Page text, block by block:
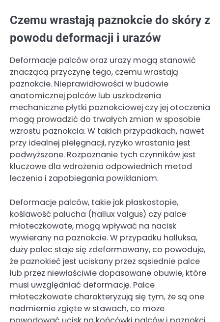
Czemu wrastają paznokcie do skóry z
powodu deformacji i urazów
Deformacje palców oraz urazy mogą stanowić
znaczącą przyczynę tego, czemu wrastają
paznokcie. Nieprawidłowości w budowie
anatomicznej palców lub uszkodzenia
mechaniczne płytki paznokciowej czy jej otoczenia
mogą prowadzić do trwałych zmian w sposobie
wzrostu paznokcia. W takich przypadkach, nawet
przy idealnej pielęgnacji, ryzyko wrastania jest
podwyższone. Rozpoznanie tych czynników jest
kluczowe dla wdrożenia odpowiednich metod
leczenia i zapobiegania powikłaniom.
Deformacje palców, takie jak płaskostopie,
koślawość palucha (hallux valgus) czy palce
młoteczkowate, mogą wpływać na nacisk
wywierany na paznokcie. W przypadku halluksa,
duży palec staje się zdeformowany, co powoduje,
że paznokieć jest uciskany przez sąsiednie palce
lub przez niewłaściwie dopasowane obuwie, które
musi uwzględniać deformację. Palce
młoteczkowate charakteryzują się tym, że są one
nadmiernie zgięte w stawach, co może